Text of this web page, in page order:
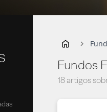
Fundos
18 artigos